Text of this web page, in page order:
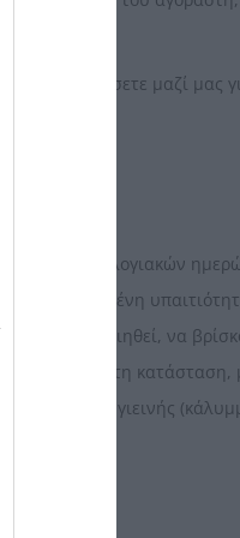
επικοινωνήσετε μαζί μας
(14) ημερολογιακών
αποδεδειγμένη
χρησιμοποιηθεί, να
σε άριστη κατάσταση,
σε είδη υγιεινής